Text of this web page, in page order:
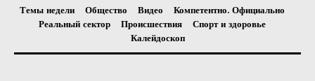
Темы недели Общество Видео
Компетентно. Официально
Реальный сектор
Происшествия
Спорт и здоровье
Калейдоскоп